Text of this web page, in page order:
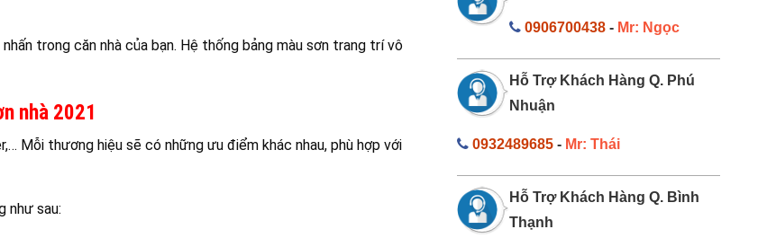
trong căn nhà của bạn. Hệ thống bảng màu sơn trang trí vô
nhà 2021
Mỗi thương hiệu sẽ có những ưu điểm khác nhau, phù hợp với
như sau:
0906700438 - Mr: Ngọc
Hỗ Trợ Khách Hàng Q. Phú
Nhuận
0932489685- Mr: Thái
Hỗ Trợ Khách Hàng Q. Bình
Thạnh